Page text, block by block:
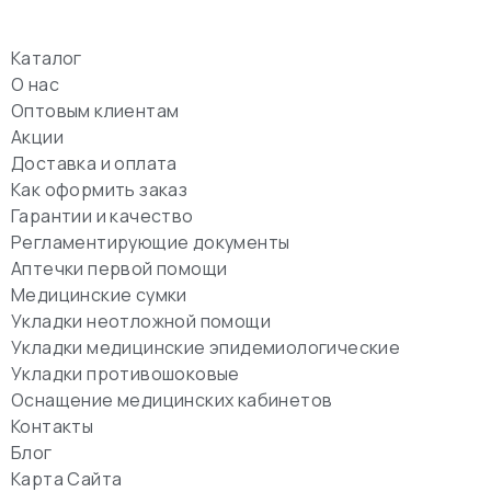
Каталог
О нас
Оптовым клиентам
Акции
Доставка и оплата
Как оформить заказ
Гарантии и качество
Регламентирующие документы
Аптечки первой помощи
Медицинские сумки
Укладки неотложной помощи
Укладки медицинские эпидемиологические
Укладки противошоковые
Оснащение медицинских кабинетов
Контакты
Блог
Карта Сайта